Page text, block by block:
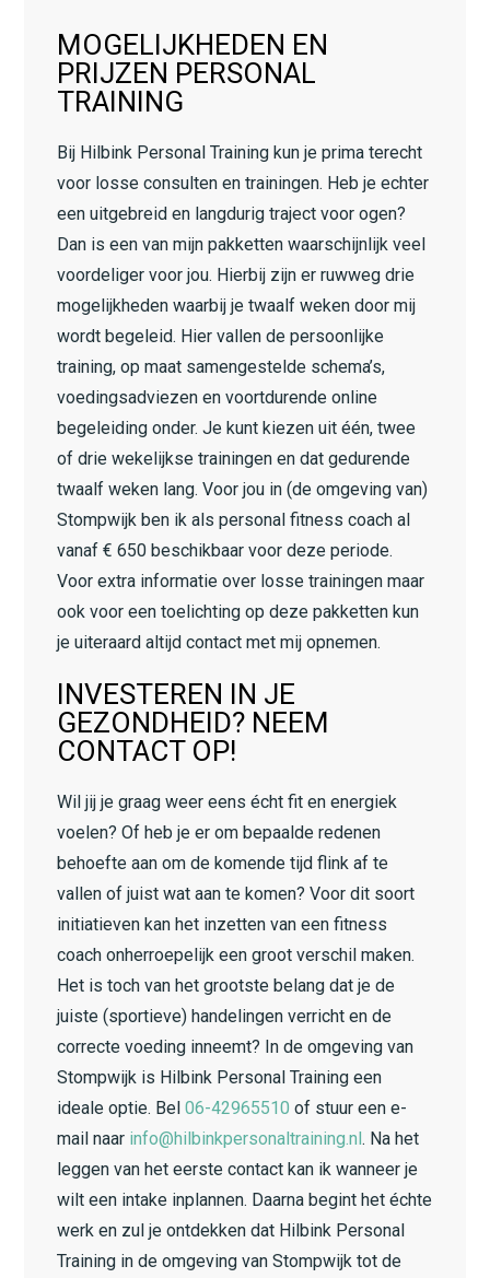
MOGELIJKHEDEN EN
PRIJZEN PERSONAL
TRAINING
Bij Hilbink Personal Training kun je prima terecht
voor losse consulten en trainingen. Heb je echter
een uitgebreid en langdurig traject voor ogen?
Dan is een van mijn pakketten waarschijnlijk veel
voordeliger voor jou. Hierbij zijn er ruwweg drie
mogelijkheden waarbij je twaalf weken door mij
wordt begeleid. Hier vallen de persoonlijke
training, op maat samengestelde schema’s,
voedingsadviezen en voortdurende online
begeleiding onder. Je kunt kiezen uit één, twee
of drie wekelijkse trainingen en dat gedurende
twaalf weken lang. Voor jou in (de omgeving van)
Stompwijk ben ik als personal fitness coach al
vanaf € 650 beschikbaar voor deze periode.
Voor extra informatie over losse trainingen maar
ook voor een toelichting op deze pakketten kun
je uiteraard altijd contact met mij opnemen.
INVESTEREN IN JE
GEZONDHEID? NEEM
CONTACT OP!
Wil jij je graag weer eens écht fit en energiek
voelen? Of heb je er om bepaalde redenen
behoefte aan om de komende tijd flink af te
vallen of juist wat aan te komen? Voor dit soort
initiatieven kan het inzetten van een fitness
coach onherroepelijk een groot verschil maken.
Het is toch van het grootste belang dat je de
juiste (sportieve) handelingen verricht en de
correcte voeding inneemt? In de omgeving van
Stompwijk is Hilbink Personal Training een
ideale optie. Bel06-42965510 of stuur een e-
mail naar info@hilbinkpersonaltraining.nl. Na het
leggen van het eerste contact kan ik wanneer je
wilt een intake inplannen. Daarna begint het échte
werk en zul je ontdekken dat Hilbink Personal
Training in de omgeving van Stompwijk tot de